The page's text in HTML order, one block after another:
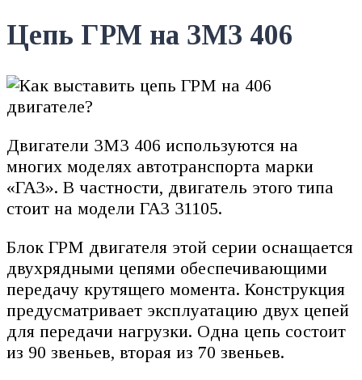
Цепь ГРМ на ЗМЗ 406
Двигатели ЗМЗ 406 используются на
многих моделях автотранспорта марки
«ГАЗ». В частности, двигатель этого типа
стоит на модели ГАЗ 31105.
Блок ГРМ двигателя этой серии оснащается
двухрядными цепями обеспечивающими
передачу крутящего момента. Конструкция
предусматривает эксплуатацию двух цепей
для передачи нагрузки. Одна цепь состоит
из 90 звеньев, вторая из 70 звеньев.